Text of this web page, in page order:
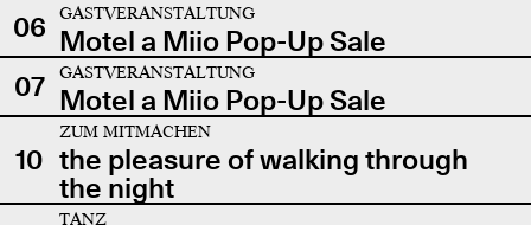
06
GASTVERANSTALTUNG
Motel a Miio Pop-Up Sale
07
GASTVERANSTALTUNG
Motel a Miio Pop-Up Sale
10
ZUM MITMACHEN
the pleasure of walking through
the night
TANZ